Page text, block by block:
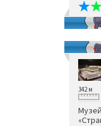
342 м